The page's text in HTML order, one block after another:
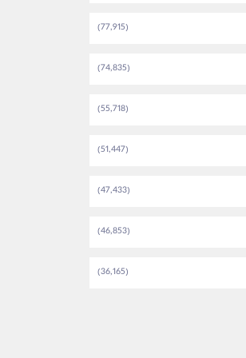
(77,915)
(74,835)
(55,718)
(51,447)
(47,433)
(46,853)
(36,165)